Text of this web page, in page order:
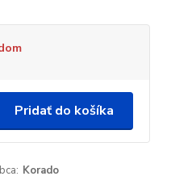
Pridať do košíka
Korado